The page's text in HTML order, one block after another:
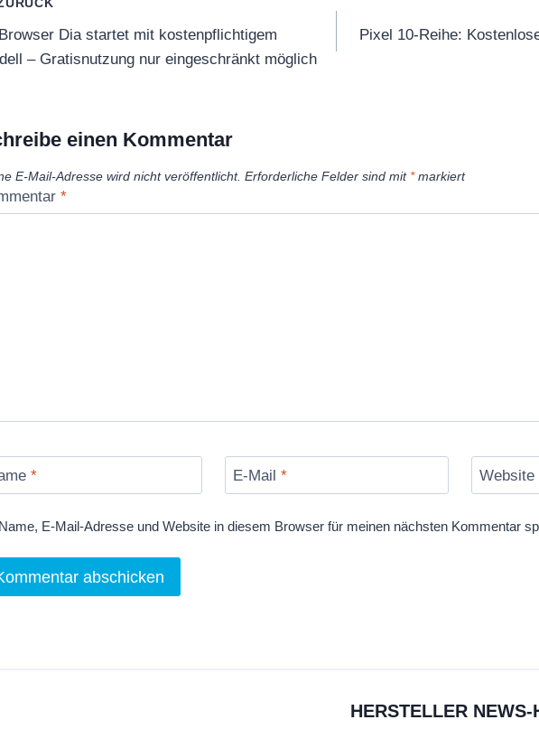
Dia startet mit kostenpflichtigem
– Gratisnutzung nur eingeschränkt möglich
Pixel 10-Reihe:
einen Kommentar
E-Mail-Adresse wird nicht veröffentlicht. Erforderliche Felder sind mit *markiert
*
* E-Mail * Website
Name, E-Mail-Adresse und Website in diesem Browser für meinen nächsten Kommentar
HERSTELLER NEWS-